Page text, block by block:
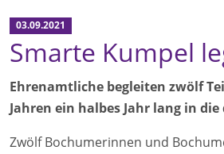
03.09.2021
Smarte Kumpel
Ehrenamtliche begleiten zwölf
Jahren ein halbes Jahr lang in
Zwölf Bochumerinnen und